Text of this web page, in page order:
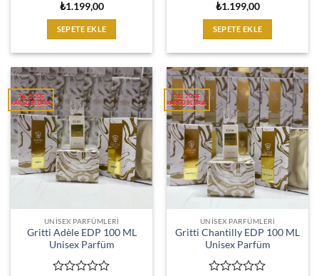
üzerinden
0
oy
aldı
₺1.199,00
SEPETE EKLE
üzerinden
0
oy
aldı
₺1.199,00
SEPETE EKLE
UNISEX PARFÜMLERI
Gritti Adèle EDP 100 ML
Unisex Parfüm
UNISEX PARFÜMLERI
Gritti Chantilly EDP 100 ML
Unisex Parfüm